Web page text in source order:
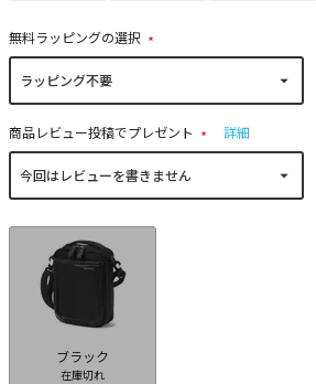
無料ラッピングの選択
(
商品レビュー投稿でプレゼント
(
詳細
ブラック
在庫切れ